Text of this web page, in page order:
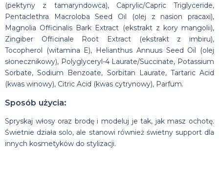
(pektyny z tamaryndowca), Caprylic/Capric Triglyceride,
Pentaclethra Macroloba Seed Oil (olej z nasion pracaxi),
Magnolia Officinalis Bark Extract (ekstrakt z kory mangolii),
Zingiber Officinale Root Extract (ekstrakt z imbiru),
Tocopherol (witamina E), Helianthus Annuus Seed Oil (olej
słonecznikowy), Polyglyceryl-4 Laurate/Succinate, Potassium
Sorbate, Sodium Benzoate, Sorbitan Laurate, Tartaric Acid
(kwas winowy), Citric Acid (kwas cytrynowy), Parfum.
Sposób użycia:
Spryskaj włosy oraz brodę i modeluj je tak, jak masz ochotę.
Świetnie działa solo, ale stanowi również świetny support dla
innych kosmetyków do stylizacji.